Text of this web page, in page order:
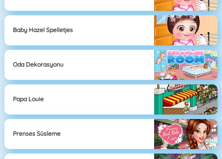
Baby Hazel Spelletjes
Oda Dekorasyonu
Papa Louie
Prenses Süsleme